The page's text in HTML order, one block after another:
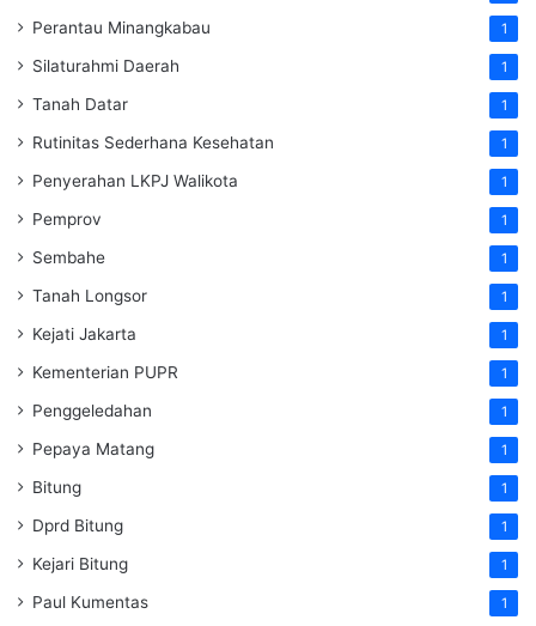
Perantau Minangkabau 1
Silaturahmi Daerah 1
Tanah Datar 1
Rutinitas Sederhana Kesehatan 1
Penyerahan LKPJ Walikota 1
Pemprov 1
Sembahe 1
Tanah Longsor 1
Kejati Jakarta 1
Kementerian PUPR 1
Penggeledahan 1
Pepaya Matang 1
Bitung 1
Dprd Bitung 1
Kejari Bitung 1
Paul Kumentas 1